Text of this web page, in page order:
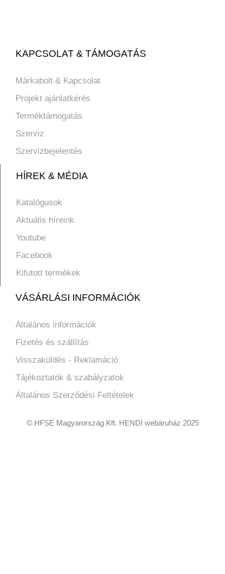
KAPCSOLAT & TÁMOGATÁS
Márkabolt & Kapcsolat
Projekt ajánlatkérés
Terméktámogatás
Szerviz
Szervizbejelentés
HÍREK & MÉDIA
Katalógusok
Aktuális híreink
Youtube
Facebook
Kifutott termékek
VÁSÁRLÁSI INFORMÁCIÓK
Általános információk
Fizetés és szállítás
Visszaküldés - Reklamáció
Tájékoztatók & szabályzatok
Általános Szerződési Feltételek
© HFSE Magyarország Kft. HENDI webáruház 2025